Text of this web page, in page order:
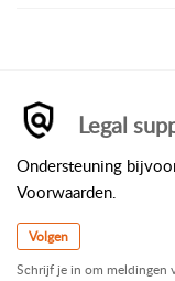
Legal
Ondersteuning
Voorwaarden.
Volgen
Schrijf je in om meldingen